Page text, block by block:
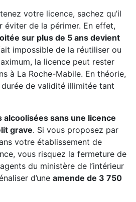
votre licence, sachez qu’il
éviter de la périmer. En effet,
sur plus de 5 ans devient
impossible de la réutiliser ou
la licence peut rester
à La Roche-Mabile. En théorie,
de validité illimitée tant
alcoolisées sans une licence
grave. Si vous proposez par
votre établissement de
vous risquez la fermeture de
du ministère de l’intérieur
d’une amende de 3 750